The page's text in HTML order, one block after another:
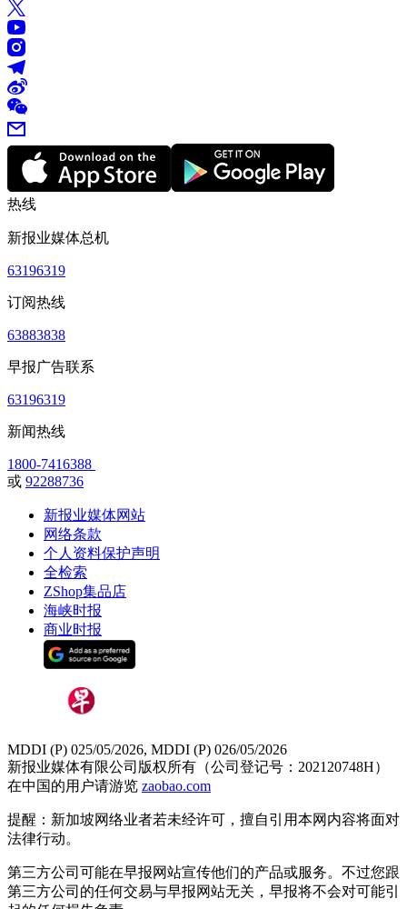
热线
新报业媒体总机
63196319
订阅热线
63883838
早报广告联系
63196319
新闻热线
1800-7416388
或 92288736
新报业媒体网站
网络条款
个人资料保护声明
全检索
ZShop集品店
海峡时报
商业时报
MDDI (P) 025/05/2026, MDDI (P) 026/05/2026
新报业媒体有限公司版权所有（公司登记号：202120748H）
在中国的用户请游览 zaobao.com
提醒：新加坡网络业者若未经许可，擅自引用本网内容将面对
法律行动。
第三方公司可能在早报网站宣传他们的产品或服务。不过您跟
第三方公司的任何交易与早报网站无关，早报将不会对可能引